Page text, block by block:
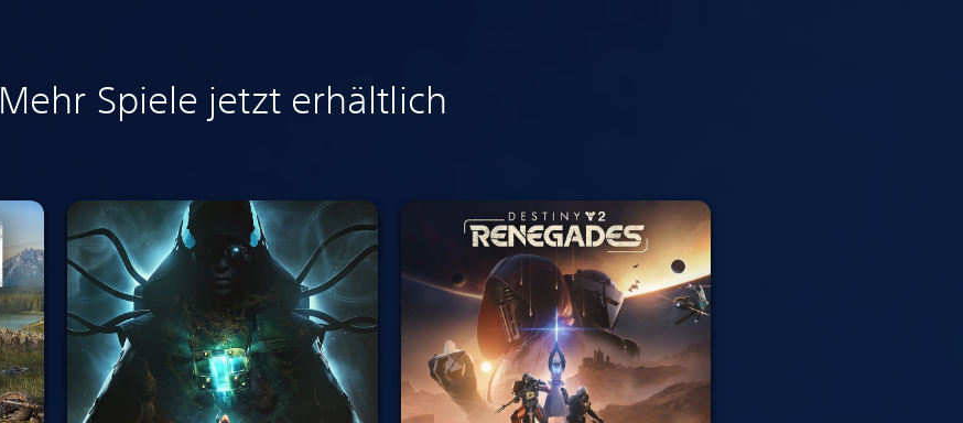
Mehr Spiele jetzt erhältlich